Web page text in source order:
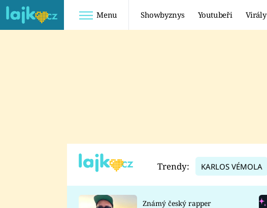
Menu Showbyznys Youtubeři Virály
TADEÁŠ KUBĚNKA
DATEL
Trendy: KARLOS VÉMOLA
Známý český rapper